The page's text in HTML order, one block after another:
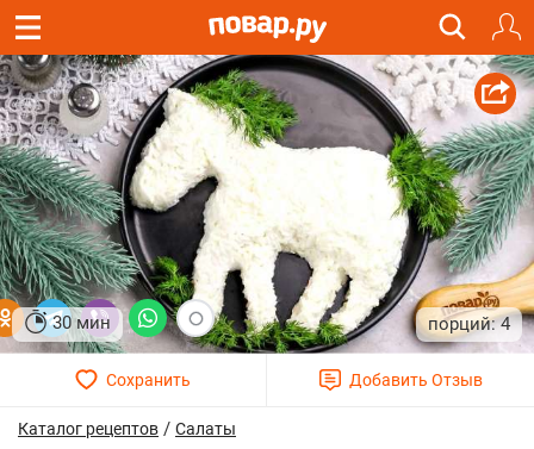
30 мин 4
Каталог рецептов / Салаты